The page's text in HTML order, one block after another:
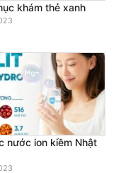
khám thẻ xanh
nước ion kiềm Nhật